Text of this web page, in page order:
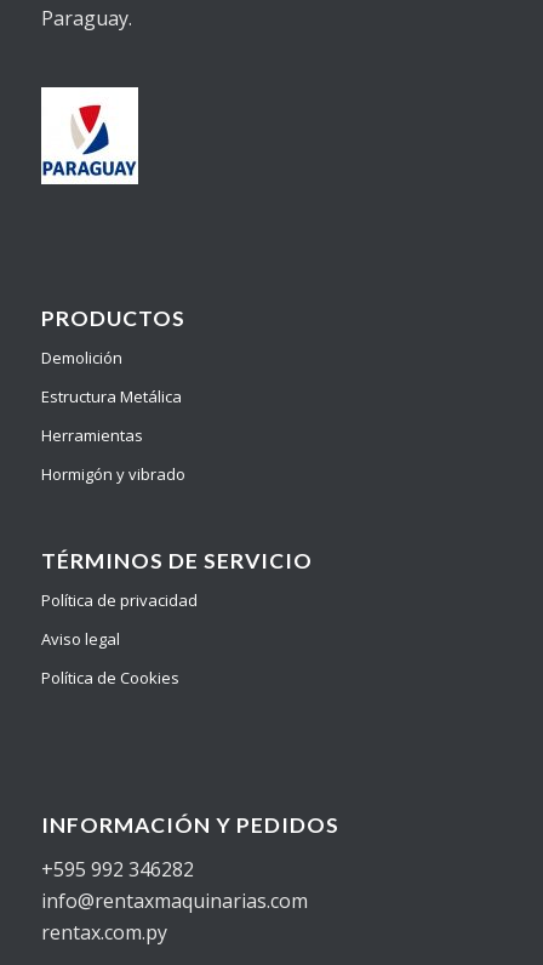
Paraguay.
PRODUCTOS
Demolición
Estructura Metálica
Herramientas
Hormigón y vibrado
TÉRMINOS DE SERVICIO
Política de privacidad
Aviso legal
Política de Cookies
INFORMACIÓN Y PEDIDOS
+595 992 346282
info@rentaxmaquinarias.com
rentax.com.py